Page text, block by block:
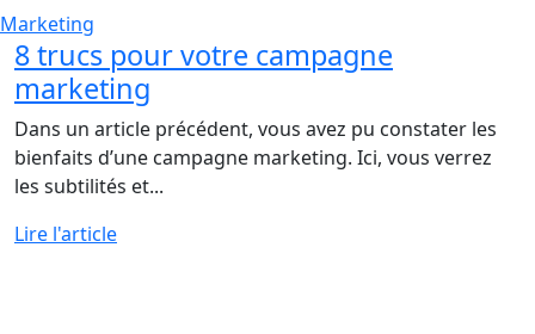
Marketing
8 trucs pour votre campagne
marketing
Dans un article précédent, vous avez pu constater les
bienfaits d’une campagne marketing. Ici, vous verrez
les subtilités et...
Lire l'article